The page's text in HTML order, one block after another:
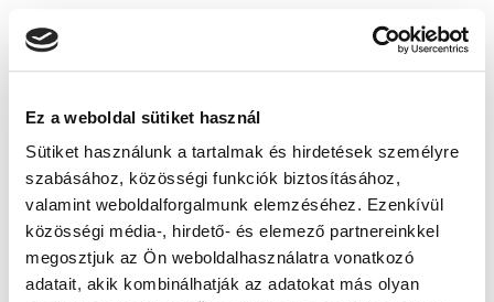
Ez a weboldal sütiket használ
Sütiket használunk a tartalmak és hirdetések személyre
szabásához, közösségi funkciók biztosításához,
valamint weboldalforgalmunk elemzéséhez. Ezenkívül
közösségi média-, hirdető- és elemező partnereinkkel
megosztjuk az Ön weboldalhasználatra vonatkozó
adatait, akik kombinálhatják az adatokat más olyan